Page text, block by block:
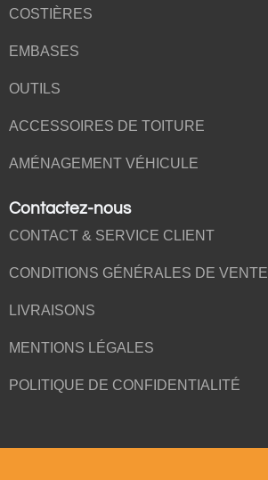
COSTIÈRES
EMBASES
OUTILS
ACCESSOIRES DE TOITURE
AMÉNAGEMENT VÉHICULE
Contactez-nous
CONTACT & SERVICE CLIENT
CONDITIONS GÉNÉRALES DE VENTE
LIVRAISONS
MENTIONS LÉGALES
POLITIQUE DE CONFIDENTIALITÉ